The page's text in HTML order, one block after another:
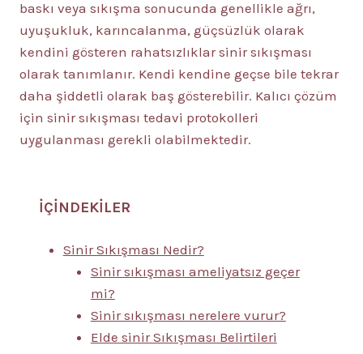
baskı veya sıkışma sonucunda genellikle ağrı,
uyuşukluk, karıncalanma, güçsüzlük olarak
kendini gösteren rahatsızlıklar sinir sıkışması
olarak tanımlanır. Kendi kendine geçse bile tekrar
daha şiddetli olarak baş gösterebilir. Kalıcı çözüm
için sinir sıkışması tedavi protokolleri
uygulanması gerekli olabilmektedir.
İÇİNDEKİLER
Sinir Sıkışması Nedir?
Sinir sıkışması ameliyatsız geçer
mi?
Sinir sıkışması nerelere vurur?
Elde sinir Sıkışması Belirtileri